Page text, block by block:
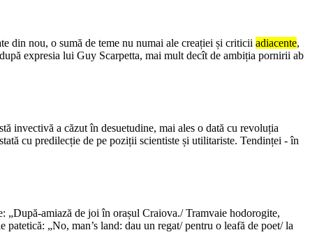
din nou, o sumă de teme nu numai ale creației și criticii adiacente,
expresia lui Guy Scarpetta, mai mult decît de ambiția pornirii ab
invectivă a căzut în desuetudine, mai ales o dată cu revoluția
cu predilecție de pe poziții scientiste și utilitariste. Tendinței - în
„După-amiază de joi în orașul Craiova./ Tramvaie hodorogite,
patetică: „No, man’s land: dau un regat/ pentru o leafă de poet/ la